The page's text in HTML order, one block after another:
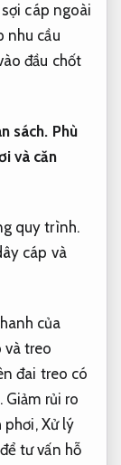
cáp ngoài
nhu cầu
đầu chốt
sách. Phù
và căn
quy trình.
cáp và
của
và treo
đai treo có
Giảm rủi ro
phơi, Xử lý
tư vấn hỗ